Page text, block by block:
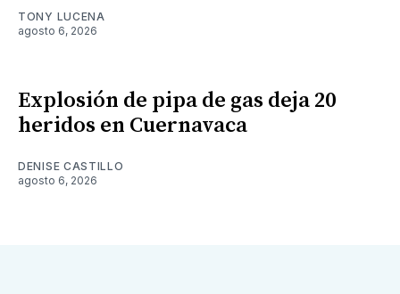
TONY LUCENA
agosto 6, 2026
Explosión de pipa de gas deja 20
heridos en Cuernavaca
DENISE CASTILLO
agosto 6, 2026